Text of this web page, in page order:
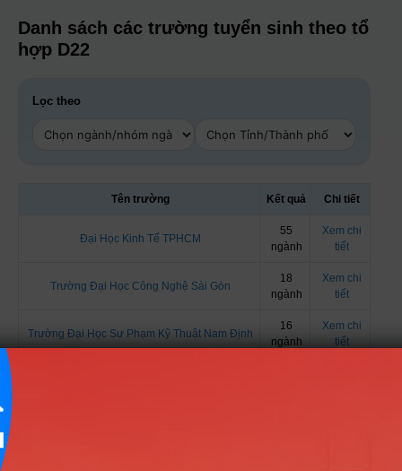
Danh sách các trường tuyển sinh theo tổ
hợp D22
Lọc theo
Tên trường Kết quả Chi tiết
Đại Học Kinh Tế TPHCM
55
ngành
Xem chi
tiết
Trường Đại Học Công Nghệ Sài Gòn
18
ngành
Xem chi
tiết
Trường Đại Học Sư Phạm Kỹ Thuật Nam Định
16
ngành
Xem chi
tiết